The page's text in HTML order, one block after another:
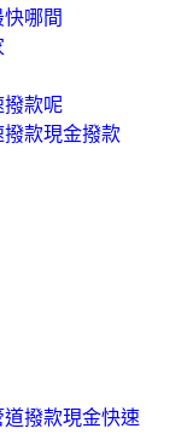
哪間
撥款呢
款現金撥款
撥款現金快速